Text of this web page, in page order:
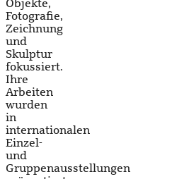
Objekte,
Fotografie,
Zeichnung
und
Skulptur
fokussiert.
Ihre
Arbeiten
wurden
in
internationalen
Einzel-
und
Gruppenausstellungen